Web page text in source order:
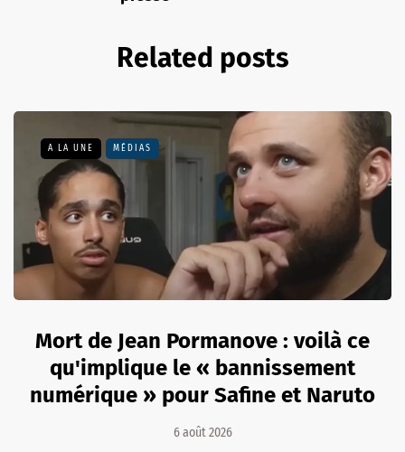
Related posts
A LA UNE MÉDIAS
Mort de Jean Pormanove : voilà ce
qu'implique le « bannissement
numérique » pour Safine et Naruto
6 août 2026